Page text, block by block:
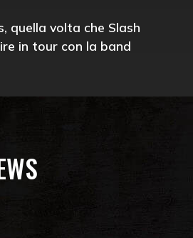
quella volta che Slash
in tour con la band